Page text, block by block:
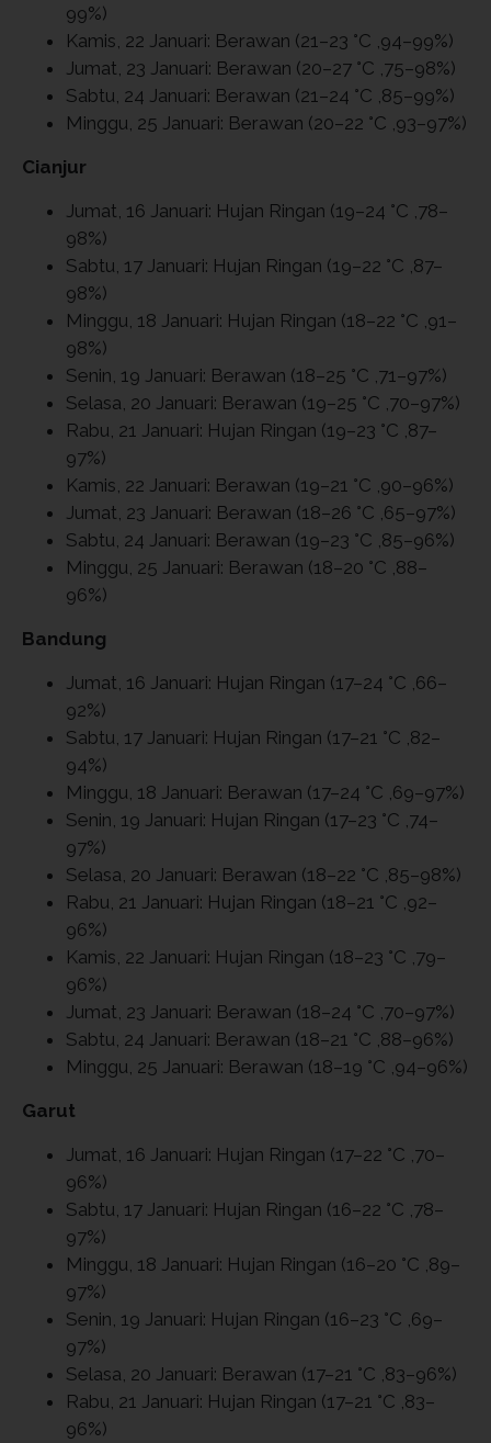
99%)
Kamis, 22 Januari: Berawan (21–23 °C ,94–99%)
Jumat, 23 Januari: Berawan (20–27 °C ,75–98%)
Sabtu, 24 Januari: Berawan (21–24 °C ,85–99%)
Minggu, 25 Januari: Berawan (20–22 °C ,93–97%)
Cianjur
Jumat, 16 Januari: Hujan Ringan (19–24 °C ,78–
98%)
Sabtu, 17 Januari: Hujan Ringan (19–22 °C ,87–
98%)
Minggu, 18 Januari: Hujan Ringan (18–22 °C ,91–
98%)
Senin, 19 Januari: Berawan (18–25 °C ,71–97%)
Selasa, 20 Januari: Berawan (19–25 °C ,70–97%)
Rabu, 21 Januari: Hujan Ringan (19–23 °C ,87–
97%)
Kamis, 22 Januari: Berawan (19–21 °C ,90–96%)
Jumat, 23 Januari: Berawan (18–26 °C ,65–97%)
Sabtu, 24 Januari: Berawan (19–23 °C ,85–96%)
Minggu, 25 Januari: Berawan (18–20 °C ,88–
96%)
Bandung
Jumat, 16 Januari: Hujan Ringan (17–24 °C ,66–
92%)
Sabtu, 17 Januari: Hujan Ringan (17–21 °C ,82–
94%)
Minggu, 18 Januari: Berawan (17–24 °C ,69–97%)
Senin, 19 Januari: Hujan Ringan (17–23 °C ,74–
97%)
Selasa, 20 Januari: Berawan (18–22 °C ,85–98%)
Rabu, 21 Januari: Hujan Ringan (18–21 °C ,92–
96%)
Kamis, 22 Januari: Hujan Ringan (18–23 °C ,79–
96%)
Jumat, 23 Januari: Berawan (18–24 °C ,70–97%)
Sabtu, 24 Januari: Berawan (18–21 °C ,88–96%)
Minggu, 25 Januari: Berawan (18–19 °C ,94–96%)
Garut
Jumat, 16 Januari: Hujan Ringan (17–22 °C ,70–
96%)
Sabtu, 17 Januari: Hujan Ringan (16–22 °C ,78–
97%)
Minggu, 18 Januari: Hujan Ringan (16–20 °C ,89–
97%)
Senin, 19 Januari: Hujan Ringan (16–23 °C ,69–
97%)
Selasa, 20 Januari: Berawan (17–21 °C ,83–96%)
Rabu, 21 Januari: Hujan Ringan (17–21 °C ,83–
96%)